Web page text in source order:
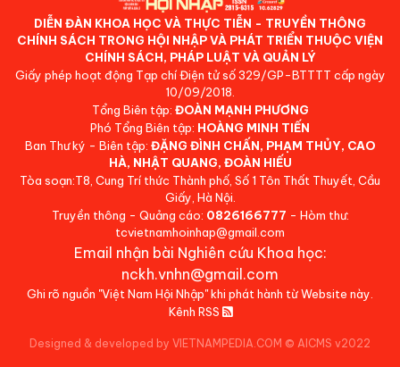
DIỄN ĐÀN KHOA HỌC VÀ THỰC TIỄN - TRUYỀN THÔNG
CHÍNH SÁCH TRONG HỘI NHẬP VÀ PHÁT TRIỂN THUỘC VIỆN
CHÍNH SÁCH, PHÁP LUẬT VÀ QUẢN LÝ
Giấy phép hoạt động Tạp chí Điện tử số 329/GP-BTTTT cấp ngày
10/09/2018.
Tổng Biên tập: ĐOÀN MẠNH PHƯƠNG
Phó Tổng Biên tập: HOÀNG MINH TIẾN
Ban Thư ký - Biên tập: ĐẶNG ĐÌNH CHẤN, PHẠM THỦY, CAO
HÀ, NHẬT QUANG, ĐOÀN HIẾU
Tòa soạn:T8, Cung Trí thức Thành phố, Số 1 Tôn Thất Thuyết, Cầu
Giấy, Hà Nội.
Truyền thông - Quảng cáo: 0826166777 - Hòm thư:
tcvietnamhoinhap@gmail.com
Email nhận bài Nghiên cứu Khoa học:
nckh.vnhn@gmail.com
Ghi rõ nguồn "Việt Nam Hội Nhập" khi phát hành từ Website này.
Kênh RSS
Designed & developed by VIETNAMPEDIA.COM © AICMS v2022